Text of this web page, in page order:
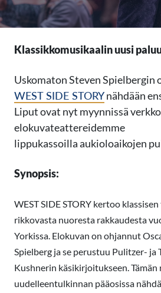
Klassikkomusikaalin uusi
Uskomaton Steven Spielbergin
WEST SIDE STORYnähdään
Liput ovat nyt myynnissä
elokuvateattereidemme
lippukassoillaaukioloaikojen
Synopsis:
WEST SIDE STORY kertoo
rikkovasta nuoresta rakkaudesta
Yorkissa. Elokuvan on ohjannut
Spielberg ja se perustuu Pulitzer-
Kushnerin käsikirjoitukseen.
uudelleentulkinnan pääosissa